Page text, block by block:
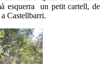
esquerra un petit cartell, de
Castellbarri.